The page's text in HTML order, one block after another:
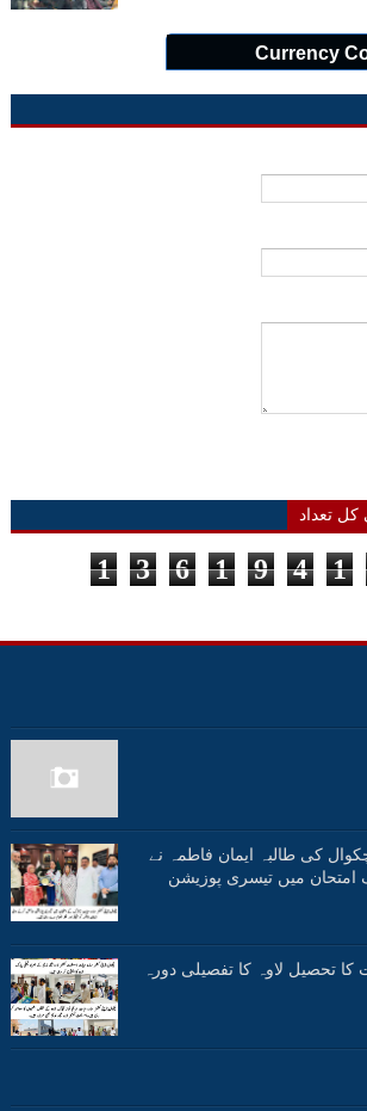
Currency
تعداد
1 3 6 1 9 4 1
کی طالبہ ایمان فاطمہ نے
امتحان میں تیسری پوزیشن
تحصیل لاوہ کا تفصیلی دورہ